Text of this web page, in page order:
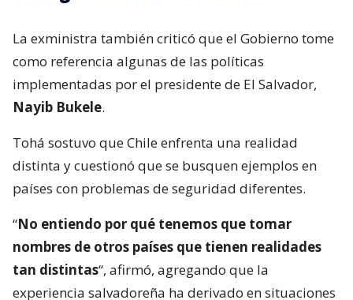
La exministra también criticó que el Gobierno tome
como referencia algunas de las políticas
implementadas por el presidente de El Salvador,
Nayib Bukele.
Tohá sostuvo que Chile enfrenta una realidad
distinta y cuestionó que se busquen ejemplos en
países con problemas de seguridad diferentes.
“No entiendo por qué tenemos que tomar
nombres de otros países que tienen realidades
tan distintas“, afirmó, agregando que la
experiencia salvadoreña ha derivado en situaciones